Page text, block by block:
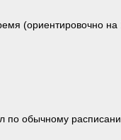
(ориентировочно на
по обычному